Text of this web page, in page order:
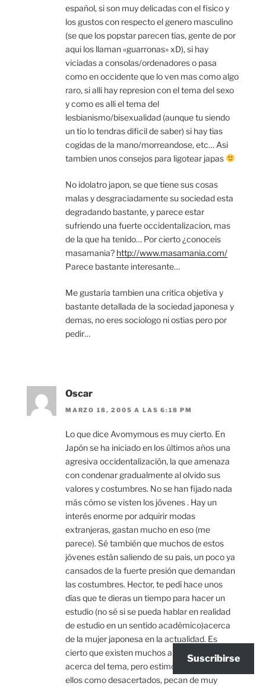
español, si son muy delicadas con el fisico y
los gustos con respecto el genero masculino
(se que los popstar parecen tias, gente de por
aqui los llaman «guarronas» xD), si hay
viciadas a consolas/ordenadores o pasa
como en occidente que lo ven mas como algo
raro, si alli hay represion con el tema del sexo
y como es alli el tema del
lesbianismo/bisexualidad (aunque tu siendo
un tio lo tendras dificil de saber) si hay tias
cogidas de la mano/morreandose, etc… Asi
tambien unos consejos para ligotear japas
No idolatro japon, se que tiene sus cosas
malas y desgraciadamente su sociedad esta
degradando bastante, y parece estar
sufriendo una fuerte occidentalizacion, mas
de la que ha tenido… Por cierto ¿conoceis
masamania? http://www.masamania.com/
Parece bastante interesante…
Me gustaria tambien una critica objetiva y
bastante detallada de la sociedad japonesa y
demas, no eres sociologo ni ostias pero por
pedir…
Oscar
MARZO 18, 2005 A LAS 6:18 PM
Lo que dice Avomymous es muy cierto. En
Japón se ha iniciado en los últimos años una
agresiva occidentalización, la que amenaza
con condenar gradualmente al olvido sus
valores y costumbres. No se han fijado nada
más cómo se visten los jóvenes . Hay un
interés enorme por adquirir modas
extranjeras, gastan mucho en eso (me
parece). Sé también que muchos de estos
jóvenes están saliendo de su pais, un poco ya
cansados de la fuerte presión que demandan
las costumbres. Hector, te pedí hace unos
días que te dieras un tiempo para hacer un
estudio (no sé si se pueda hablar en realidad
de estudio en un sentido académico)acerca
de la mujer japonesa en la actualidad. Es
cierto que existen muchos artículos en la red
acerca del tema, pero estimo a muchos de
ellos como desacertados, pecan de muy
Suscribirse